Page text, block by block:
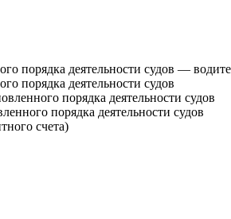
порядка деятельности судов —
порядка деятельности судов
порядка деятельности судов
порядка деятельности судов
счета)